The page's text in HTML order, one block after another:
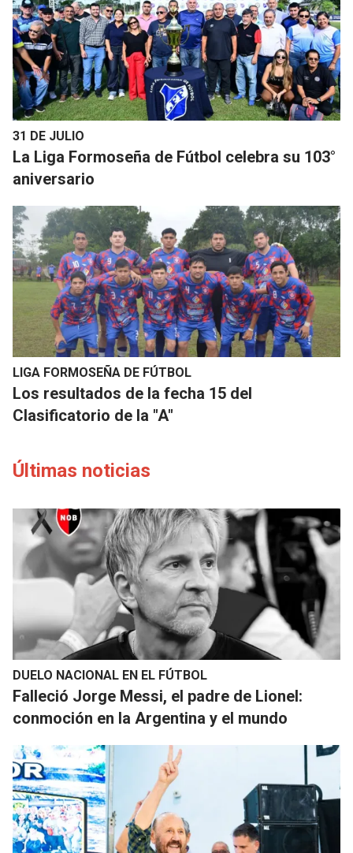
31 DE JULIO
La Liga Formoseña de Fútbol celebra su 103°
aniversario
LIGA FORMOSEÑA DE FÚTBOL
Los resultados de la fecha 15 del
Clasificatorio de la "A"
Últimas noticias
DUELO NACIONAL EN EL FÚTBOL
Falleció Jorge Messi, el padre de Lionel:
conmoción en la Argentina y el mundo